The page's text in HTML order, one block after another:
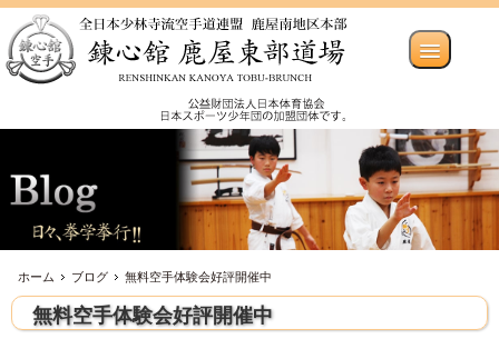
ホーム ブログ 無料空手体験会好評開催中
無料空手体験会好評開催中